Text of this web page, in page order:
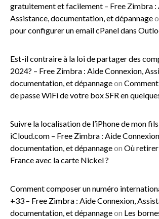
gratuitement et facilement – Free Zimbra :
Assistance, documentation, et dépannage
pour configurer un email cPanel dans
Est-il contraire à la loi de partager des
2024? – Free Zimbra : Aide Connexion,
documentation, et dépannageon
de passe WiFi de votre box SFR en
Suivre la localisation de l’iPhone de mon
iCloud.com – Free Zimbra : Aide
documentation, et dépannageon Où retirer
France avec la carte Nickel ?
Comment composer un numéro
+33 – Free Zimbra : Aide Connexion,
documentation, et dépannageon Les